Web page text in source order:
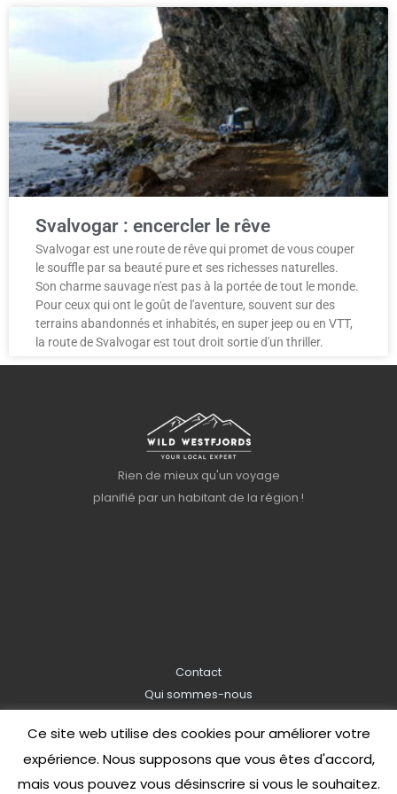
Svalvogar : encercler le rêve
Svalvogar est une route de rêve qui promet de vous couper
le souffle par sa beauté pure et ses richesses naturelles.
Son charme sauvage n'est pas à la portée de tout le monde.
Pour ceux qui ont le goût de l'aventure, souvent sur des
terrains abandonnés et inhabités, en super jeep ou en VTT,
la route de Svalvogar est tout droit sortie d'un thriller.
Rien de mieux qu'un voyage
planifié par un habitant de la région !
Contact
Qui sommes-nous
Politique de confidentialité
Ce site web utilise des cookies pour améliorer votre
expérience. Nous supposons que vous êtes d'accord,
mais vous pouvez vous désinscrire si vous le souhaitez.